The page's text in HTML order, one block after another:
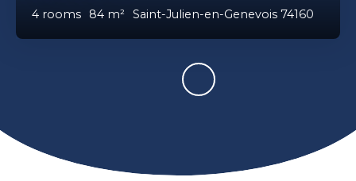
4 rooms 84 m² Saint-Julien-en-Genevois 74160